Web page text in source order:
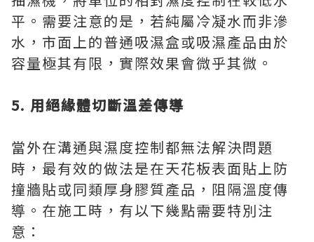
平。需要注意的是，若純屬冷凝水而非滲
水，市面上的普通吸濕盒或吸濕產品由於
容量極其有限，實際效果會微乎其微。
5. 用絕緣體切斷溫差傳導
當外在溝通與濕度控制都無法解決問題
時，最有效的做法是在天花板表面貼上防
撞牆貼或同類厚身膠質產品，阻隔溫度傳
導。在施工時，有以下幾點需要特別注
意：